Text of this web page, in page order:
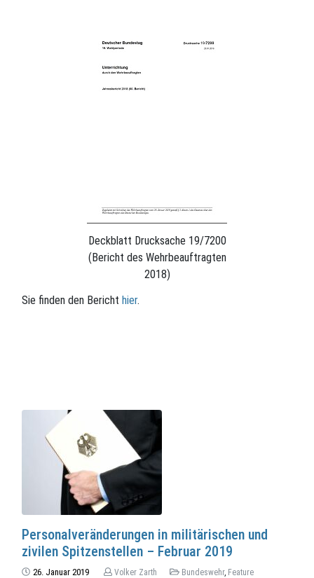
Deckblatt Drucksache 19/7200
(Bericht des Wehrbeauftragten
2018)
Sie finden den Bericht hier.
Personalveränderungen in militärischen und
zivilen Spitzenstellen – Februar 2019
26. Januar 2019 Volker Zarth Bundeswehr, Feature